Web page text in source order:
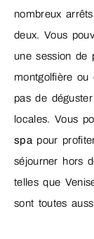
nombreux
deux. Vous
une session de
montgolfière ou
pas de
locales. Vous
spapour
séjourner hors
telles que
sont toutes